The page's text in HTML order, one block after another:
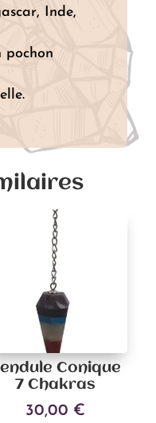
Inde,
pochon
Conique
7 Chakras
30,00 €